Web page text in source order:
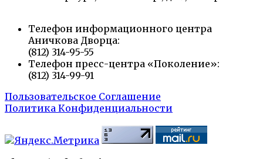
Телефон информационного центра
Аничкова Дворца:
(812) 314-95-55
Телефон пресс-центра «Поколение»:
(812) 314-99-91
Пользовательское Соглашение
Политика Конфиденциальности